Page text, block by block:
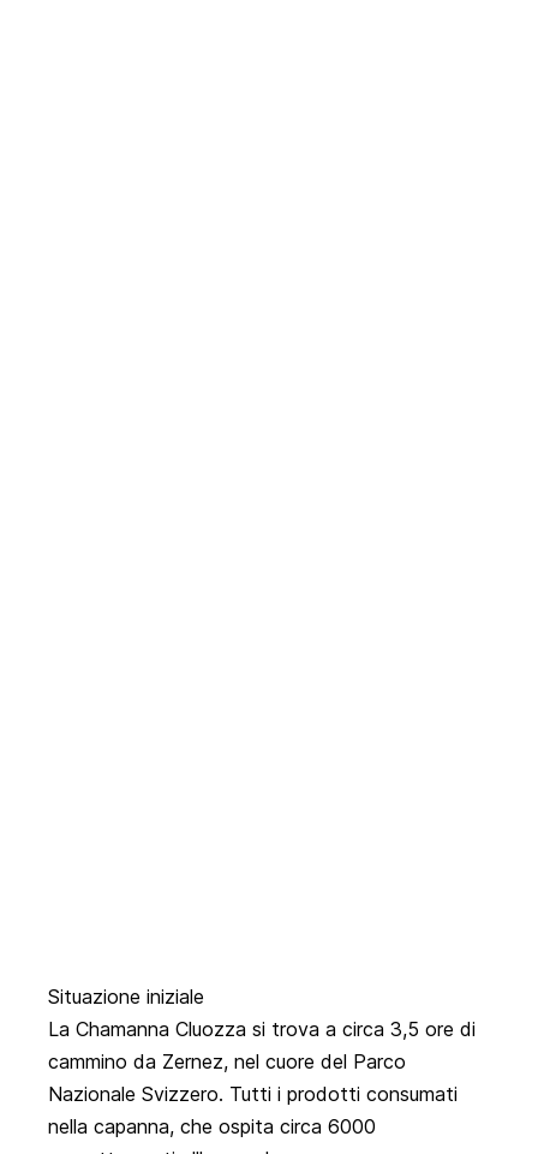
Situazione iniziale
La Chamanna Cluozza si trova a circa 3,5 ore di
cammino da Zernez, nel cuore del Parco
Nazionale Svizzero. Tutti i prodotti consumati
nella capanna, che ospita circa 6000